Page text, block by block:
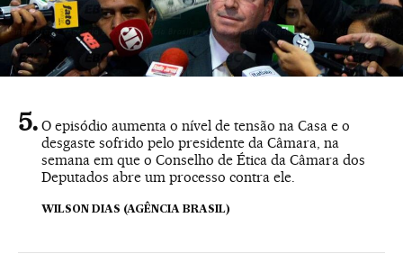
O episódio aumenta o nível de tensão na Casa e o
desgaste sofrido pelo presidente da Câmara, na
semana em que o Conselho de Ética da Câmara dos
Deputados abre um processo contra ele.
WILSON DIAS (AGÊNCIA BRASIL)